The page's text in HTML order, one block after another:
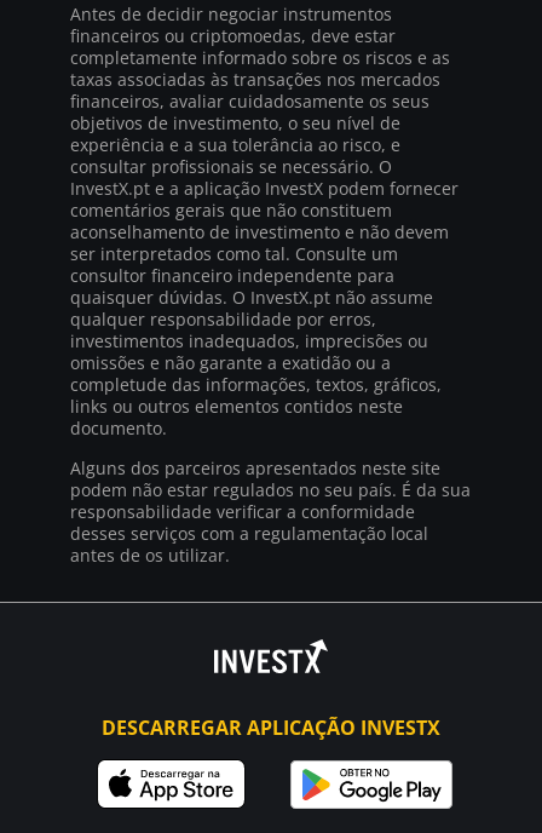
Antes de decidir negociar instrumentos
financeiros ou criptomoedas, deve estar
completamente informado sobre os riscos e as
taxas associadas às transações nos mercados
financeiros, avaliar cuidadosamente os seus
objetivos de investimento, o seu nível de
experiência e a sua tolerância ao risco, e
consultar profissionais se necessário. O
InvestX.pt e a aplicação InvestX podem fornecer
comentários gerais que não constituem
aconselhamento de investimento e não devem
ser interpretados como tal. Consulte um
consultor financeiro independente para
quaisquer dúvidas. O InvestX.pt não assume
qualquer responsabilidade por erros,
investimentos inadequados, imprecisões ou
omissões e não garante a exatidão ou a
completude das informações, textos, gráficos,
links ou outros elementos contidos neste
documento.
Alguns dos parceiros apresentados neste site
podem não estar regulados no seu país. É da sua
responsabilidade verificar a conformidade
desses serviços com a regulamentação local
antes de os utilizar.
DESCARREGAR APLICAÇÃO INVESTX